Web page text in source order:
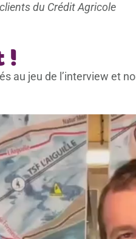
du Crédit Agricole
!
au jeu de l’interview et